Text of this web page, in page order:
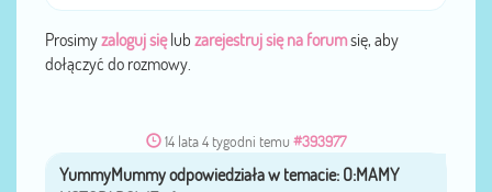
Prosimyzaloguj sięlub zarejestruj się na forumsię, aby
dołączyć do rozmowy.
14 lata 4 tygodni temu #393977
przezYummyMummy